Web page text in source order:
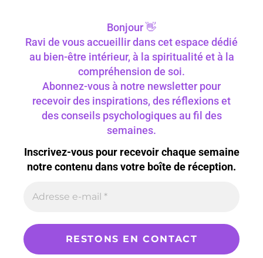
Bonjour 👋
Ravi de vous accueillir dans cet espace dédié
au bien-être intérieur, à la spiritualité et à la
compréhension de soi.
Abonnez-vous à notre newsletter pour
recevoir des inspirations, des réflexions et
des conseils psychologiques au fil des
semaines.
Inscrivez-vous pour recevoir chaque semaine
notre contenu dans votre boîte de réception.